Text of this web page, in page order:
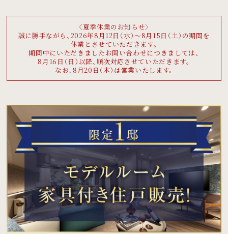
〈夏季休業のお知らせ〉
誠に勝手ながら、 2026年8月12日（水）〜8月15日（土）の期間を
休業とさせていただきます。
期間中にいただきましたお問い合わせにつきましては、
8月16日（日）以降、 順次対応させていただきます。
なお、8月20日（木）は営業いたします。